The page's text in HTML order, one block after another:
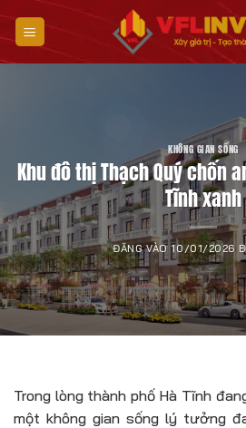
qua
nội
KHÔNG GIAN SỐNG
Khu đô thị Thạch Quý chốn
Tĩnh xanh
ĐĂNG VÀO10/01/2026
Trong lòng thành phố Hà Tĩnh
một không gian sống lý tưởng